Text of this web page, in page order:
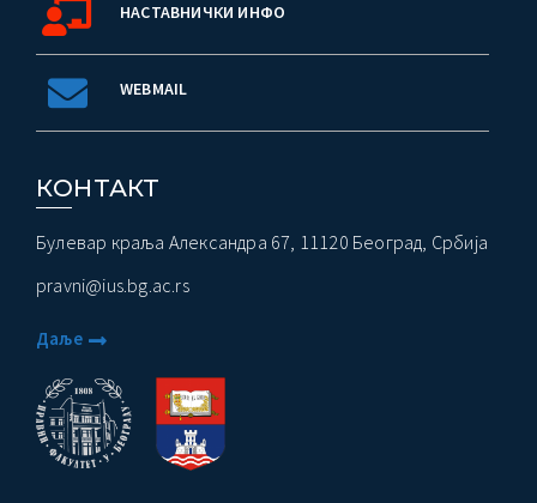
НАСТАВНИЧКИ ИНФО
WEBMAIL
КОНТАКТ
Булевар краља Александра 67, 11120 Београд, Србија
pravni@ius.bg.ac.rs
Даље